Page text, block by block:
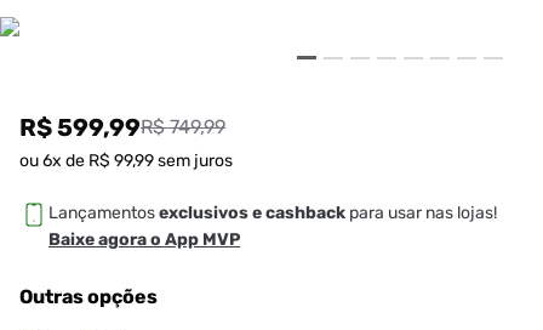
R$ 599,99R$ 749,99
ou6x de R$ 99,99sem juros
Lançamentosexclusivos e cashback para usar nas lojas!
Baixe agora o App MVP
Outras opções